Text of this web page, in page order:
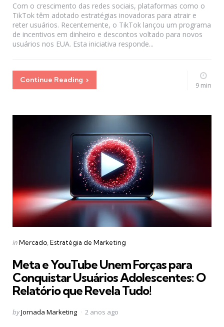
Com o crescimento das redes sociais, plataformas como o
TikTok têm adotado estratégias inovadoras para atrair e
reter usuários. Recentemente, o TikTok lançou um programa
de incentivos em dinheiro e descontos voltado para novos
usuários nos EUA. Esta iniciativa responde...
Continue Reading
9 min
Categories
Posted
inMercado Estratégia de Marketing
Meta e YouTube Unem Forças para
Conquistar Usuários Adolescentes: O
Relatório que Revela Tudo!
Posted
byJornada Marketing 2 anos ago